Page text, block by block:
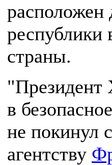
расположен
республики
страны.
"Президент
в
не покинул
агентству